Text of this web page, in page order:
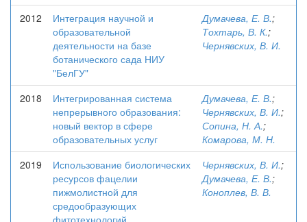
2012
Интеграция научной и
образовательной
деятельности на базе
ботанического сада НИУ
"БелГУ"
Думачева, Е. В.;
Тохтарь, В. К.;
Чернявских, В. И.
2018
Интегрированная система
непрерывного образования:
новый вектор в сфере
образовательных услуг
Думачева, Е. В.;
Чернявских, В. И.;
Сопина, Н. А.;
Комарова, М. Н.
2019
Использование биологических
ресурсов фацелии
пижмолистной для
средообразующих
фитотехнологий
Чернявских, В. И.;
Думачева, Е. В.;
Коноплев, В. В.